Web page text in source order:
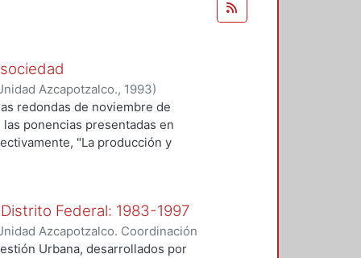
Azcapotzalco., 1993)
redondas de noviembre de
ponencias presentadas en
"La producción y
rock, para que se pudiera
y cultural a través de los
que aparecen en la segunda
parte ensaya un balance final
Federal: 1983-1997
Azcapotzalco. Coordinación
REDONDA, JASMIN ANAVEL
Urbana, desarrollados por